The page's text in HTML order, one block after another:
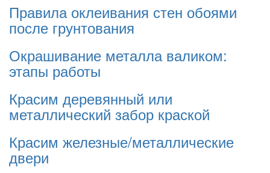
Правила оклеивания стен обоями
после грунтования
Окрашивание металла валиком:
этапы работы
Красим деревянный или
металлический забор краской
Красим железные/металлические
двери